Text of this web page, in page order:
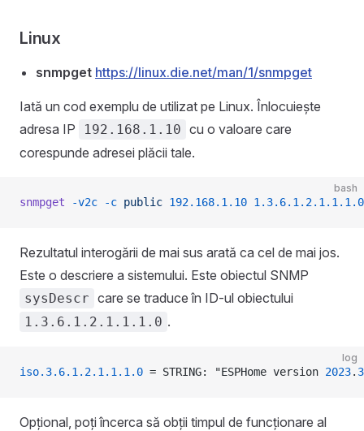
Linux
snmpget https://linux.die.net/man/1/snmpget
Iată un cod exemplu de utilizat pe Linux. Înlocuiește
adresa IP
192.168.1.10 cu o valoare care
corespunde adresei plăcii tale.
bash
snmpget -v2c -c public 192.168.1.10 1.3.6.1.2.1.1.1.0
Rezultatul interogării de mai sus arată ca cel de mai jos.
Este o descriere a sistemului. Este obiectul SNMP
sysDescr care se traduce în ID-ul obiectului
1.3.6.1.2.1.1.1.0 .
log
iso.3.6.1.2.1.1.1.0 = STRING: "ESPHome version 2023. 3
Opțional, poți încerca să obții timpul de funcționare al